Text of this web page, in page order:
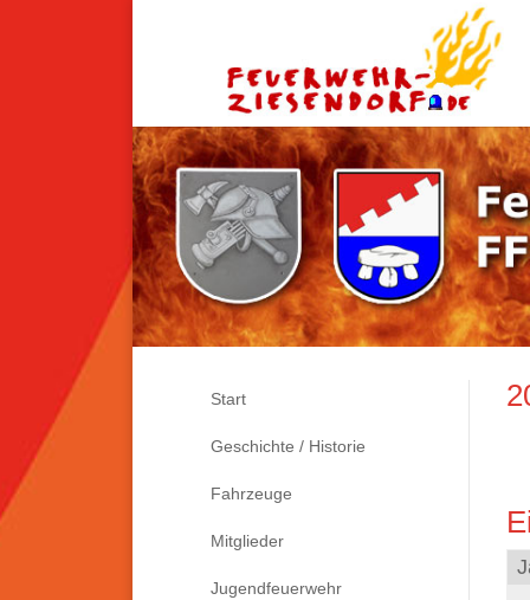
Start
Geschichte / Historie
Fahrzeuge
Mitglieder
Jugendfeuerwehr